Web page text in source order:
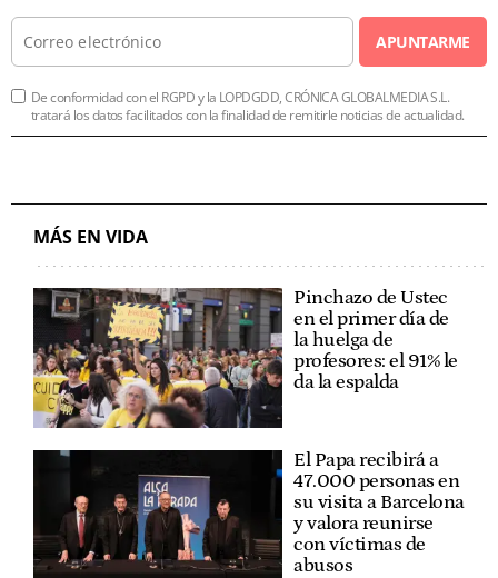
APUNTARME
De conformidad con el RGPD y la LOPDGDD, CRÓNICA GLOBALMEDIA S.L.
tratará los datos facilitados con la finalidad de remitirle noticias de actualidad.
MÁS EN VIDA
Pinchazo de Ustec
en el primer día de
la huelga de
profesores: el 91% le
da la espalda
El Papa recibirá a
47.000 personas en
su visita a Barcelona
y valora reunirse
con víctimas de
abusos